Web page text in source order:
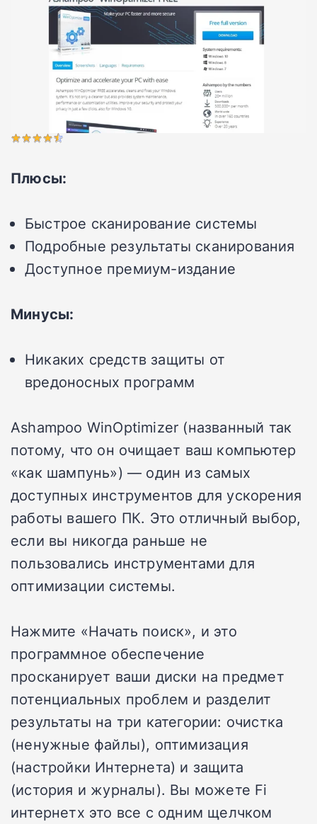
Плюсы:
Быстрое сканирование системы
Подробные результаты сканирования
Доступное премиум-издание
Минусы:
Никаких средств защиты от
вредоносных программ
Ashampoo WinOptimizer (названный так
потому, что он очищает ваш компьютер
«как шампунь») — один из самых
доступных инструментов для ускорения
работы вашего ПК. Это отличный выбор,
если вы никогда раньше не
пользовались инструментами для
оптимизации системы.
Нажмите «Начать поиск», и это
программное обеспечение
просканирует ваши диски на предмет
потенциальных проблем и разделит
результаты на три категории: очистка
(ненужные файлы), оптимизация
(настройки Интернета) и защита
(история и журналы). Вы можете Fi
интернетх это все с одним щелчком